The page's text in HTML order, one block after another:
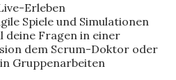
Erleben
Spiele und Simulationen
deine Fragen in einer
dem Scrum-Doktor oder
Gruppenarbeiten